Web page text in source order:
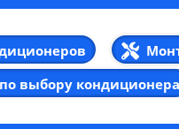
выбору кондиционера